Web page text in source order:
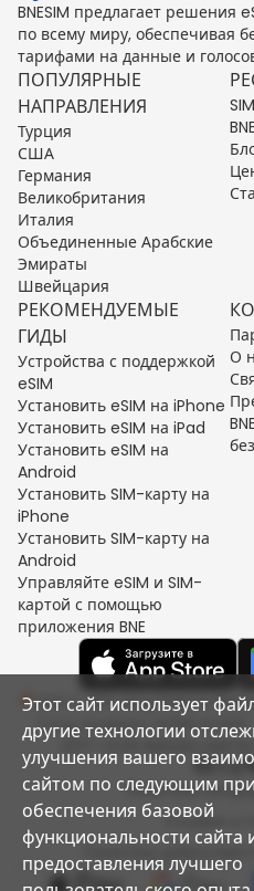
BNESIM предлагает решения
по всему миру, обеспечивая
тарифами на данные и
ПОПУЛЯРНЫЕ
НАПРАВЛЕНИЯ
Турция
США
Германия
Великобритания
Италия
Объединенные Арабские
Эмираты
Швейцария
РЕКОМЕНДУЕМЫЕ
ГИДЫ
Устройства с поддержкой
eSIM
Установить eSIM на iPhone
Установить eSIM на iPad
Установить eSIM на
Android
Установить SIM-карту на
iPhone
Установить SIM-карту на
Android
Управляйте eSIM и SIM-
картой с помощью
приложения BNE
О
Unit C, 8/F, King Palace
Tong, Kowloon, HONG KONG
2017-2026 BNESIM
Политика
Условия и
Этот сайт использует
другие технологии
улучшения вашего
сайтом по следующим
обеспечения базовой
функциональности сайта
предоставления лучшего